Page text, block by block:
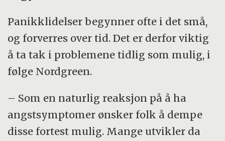
Panikklidelser begynner ofte i det små,
og forverres over tid. Det er derfor viktig
å ta tak i problemene tidlig som mulig, i
følge Nordgreen.
– Som en naturlig reaksjon på å ha
angstsymptomer ønsker folk å dempe
disse fortest mulig. Mange utvikler da